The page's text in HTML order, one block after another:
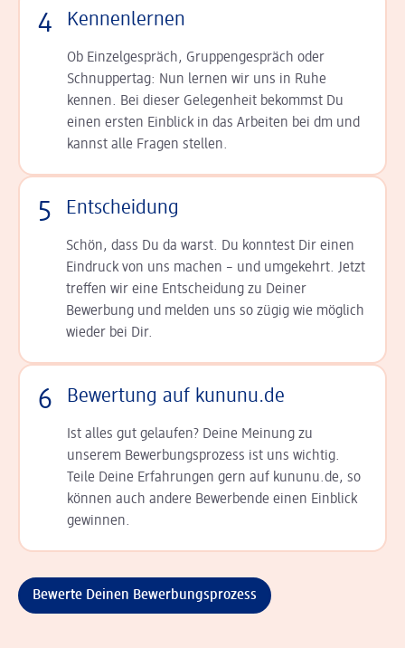
4 Kennenlernen
Ob Einzelgespräch, Grup­pen­gespräch oder
Schnup­per­tag: Nun lernen wir uns in Ruhe
kennen. Bei dieser Gelegenheit bekommst Du
einen ersten Einblick in das Arbeiten bei dm und
kannst alle Fragen stellen.
5 Entscheidung
Schön, dass Du da warst. Du konntest Dir einen
Ein­druck von uns machen – und umgekehrt. Jetzt
tref­fen wir eine Entscheidung zu Deiner
Bewerbung und melden uns so zügig wie möglich
wieder bei Dir.
6 Bewertung auf kununu.de
Ist alles gut gelaufen? Deine Meinung zu
unserem Bewerbungsprozess ist uns wichtig.
Teile Deine Erfahrungen gern auf kununu.de, so
können auch andere Bewerbende einen Einblick
gewinnen.
Bewerte Deinen Bewerbungsprozess